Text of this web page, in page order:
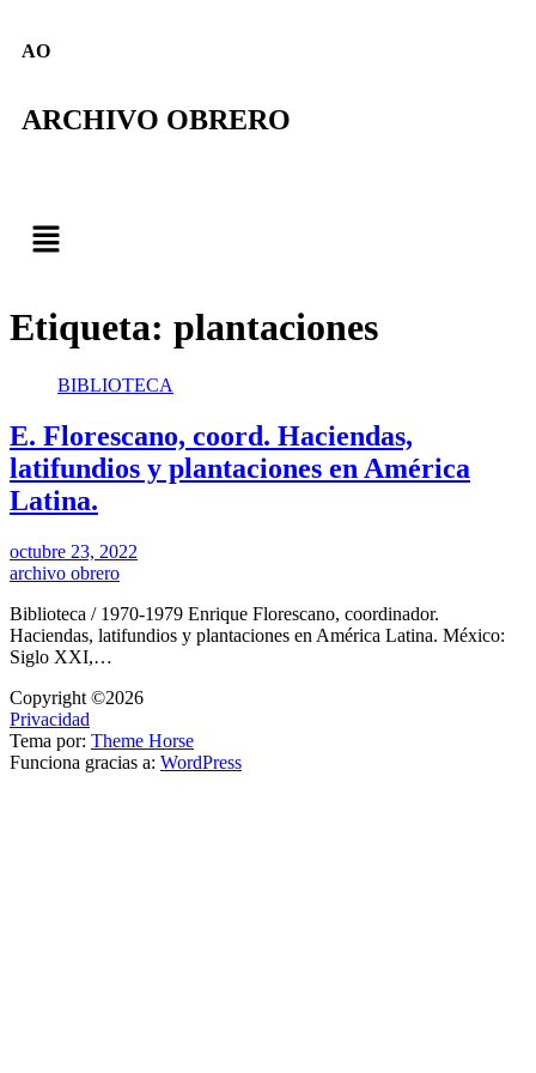
AO
ARCHIVO OBRERO
Etiqueta: plantaciones
BIBLIOTECA
E. Florescano, coord. Haciendas,
latifundios y plantaciones en América
Latina.
octubre 23, 2022
archivo obrero
Biblioteca / 1970-1979 Enrique Florescano, coordinador.
Haciendas, latifundios y plantaciones en América Latina. México:
Siglo XXI,…
Copyright ©2026
Privacidad
Tema por: Theme Horse
Funciona gracias a: WordPress